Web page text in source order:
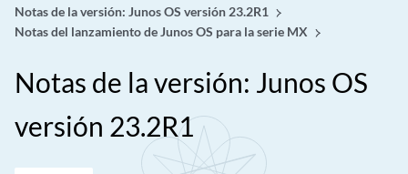
Notas de la versión: Junos OS versión 23.2R1
Notas del lanzamiento de Junos OS para la serie MX
Notas de la versión: Junos OS
versión 23.2R1